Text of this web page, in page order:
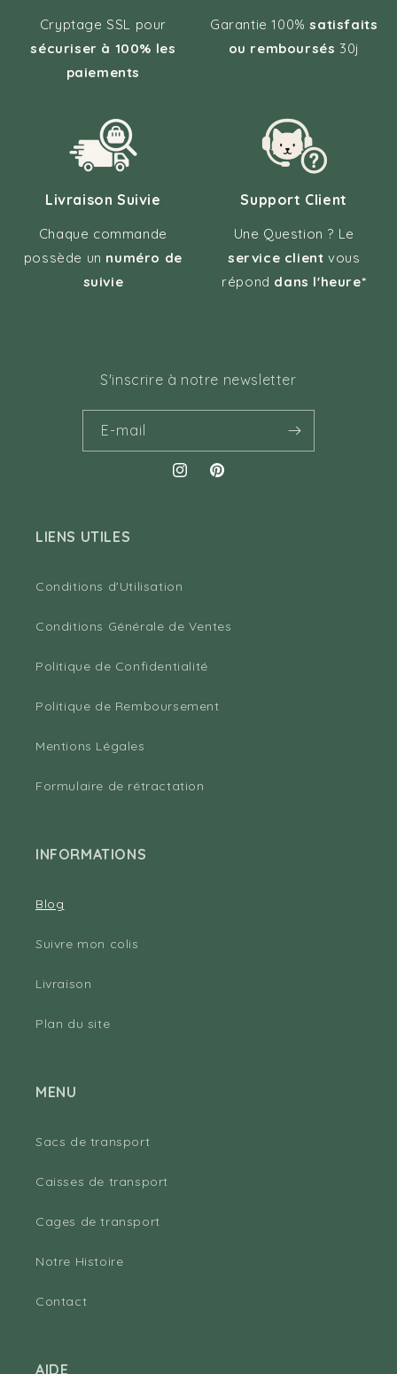
Cryptage SSL pour
sécuriser à 100% les
paiements
Garantie 100%satisfaits
ou remboursés 30j
Livraison Suivie
Chaque commande
possède un numéro de
suivie
Support Client
Une Question ? Le
service client vous
répond dans l'heure*
S'inscrire à notre newsletter
E-mail
InstagramPinterest
LIENS UTILES
Conditions d'Utilisation
Conditions Générale de Ventes
Politique de Confidentialité
Politique de Remboursement
Mentions Légales
Formulaire de rétractation
INFORMATIONS
Blog
Suivre mon colis
Livraison
Plan du site
MENU
Sacs de transport
Caisses de transport
Cages de transport
Notre Histoire
Contact
AIDE